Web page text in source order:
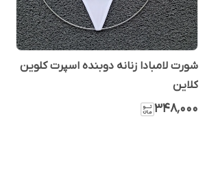
شورت لامبادا زنانه دوبنده اسپرت کلوین
کلاین
۳۴۸٬۰۰۰